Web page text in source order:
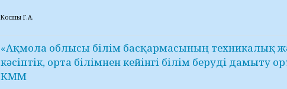
Косшы Г.А.
«Ақмола облысы білім басқармасының техникалық
кәсіптік, орта білімнен кейінгі білім беруді дамыту
КММ